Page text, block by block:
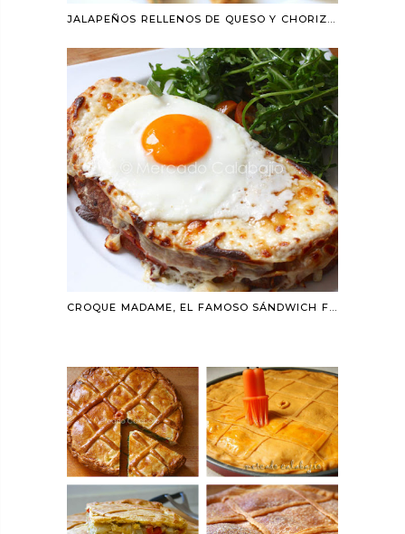
JALAPEÑOS RELLENOS DE QUESO Y CHORIZO (JALAPEÑO POPPERS). RECETA
CROQUE MADAME, EL FAMOSO SÁNDWICH FRANCÉS CON HUEVO